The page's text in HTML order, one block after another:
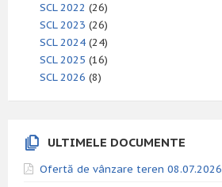
SCL 2022 (26)
SCL 2023 (26)
SCL 2024 (24)
SCL 2025 (16)
SCL 2026 (8)
ULTIMELE DOCUMENTE
Ofertă de vânzare teren 08.07.2026